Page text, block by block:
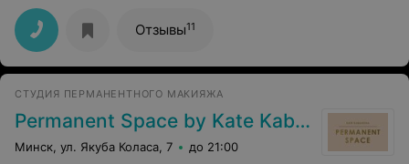
администратора! Обязательно буду рекомендовать
друзьям для посещения.
Отзывы11
СТУДИЯ ПЕРМАНЕНТНОГО МАКИЯЖА
Permanent Space by Kate Kabakova
Минск, ул. Якуба Коласа, 7 до 21:00